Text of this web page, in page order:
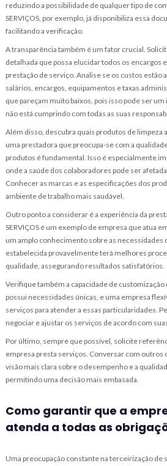
reduzindo a possibilidade de qualquer tipo de
SERVIÇOS, por exemplo, já disponibiliza essa
facilitando a verificação.
A transparência também é um fator crucial.
detalhada que possa elucidar todos os encargos
prestação de serviço. Analise se os custos
salários, encargos, equipamentos e taxas
que pareçam muito baixos, pois isso pode ser
não está cumprindo com todas as suas
Além disso, descubra quais produtos de limpeza
uma prestadora que preocupa-se com a
produtos é fundamental. Isso é especialmente
onde a saúde dos colaboradores pode ser
Conhecer as marcas e as especificações dos
ambiente de trabalho mais saudável.
Outro ponto a considerar é a experiência da
SERVIÇOS é um exemplo de empresa que atua
um amplo conhecimento sobre as necessidades
estabelecida provavelmente terá melhores
qualidade, assegurando resultados satisfatórios.
Verifique também a capacidade de
possui necessidades únicas, e uma empresa
serviços para atender a essas particularidades.
negociar e ajustar os serviços de acordo com
Por último, sempre que possível, solicite
empresa presta serviços. Conversar com outros
visão mais clara sobre o desempenho e a
permitindo uma decisão mais embasada.
Como garantir que a
atenda a todas as
Uma preocupação constante na terceirização de